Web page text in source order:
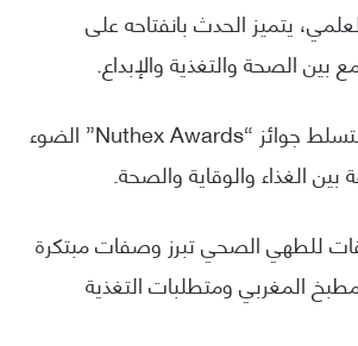
يتميز الحدث بانفتاحه على
بين الصحة والتغذية والإبداع.
وفي هذا الإطار، ستسلط جوائز “Nuthex Awards” الضوء
بين الغذاء والوقاية والصحة.
للطهي الصحي تبرز وصفات مبتكرة
المغربي ومتطلبات التغذية